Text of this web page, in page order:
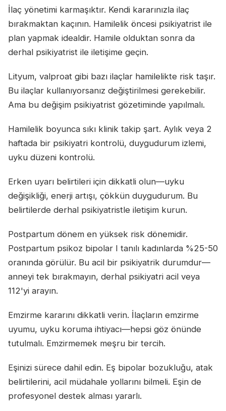
İlaç yönetimi karmaşıktır. Kendi kararınızla ilaç
bırakmaktan kaçının. Hamilelik öncesi psikiyatrist ile
plan yapmak idealdir. Hamile olduktan sonra da
derhal psikiyatrist ile iletişime geçin.
Lityum, valproat gibi bazı ilaçlar hamilelikte risk taşır.
Bu ilaçlar kullanıyorsanız değiştirilmesi gerekebilir.
Ama bu değişim psikiyatrist gözetiminde yapılmalı.
Hamilelik boyunca sıkı klinik takip şart. Aylık veya 2
haftada bir psikiyatri kontrolü, duygudurum izlemi,
uyku düzeni kontrolü.
Erken uyarı belirtileri için dikkatli olun—uyku
değişikliği, enerji artışı, çökkün duygudurum. Bu
belirtilerde derhal psikiyatristle iletişim kurun.
Postpartum dönem en yüksek risk dönemidir.
Postpartum psikoz bipolar I tanılı kadınlarda %25-50
oranında görülür. Bu acil bir psikiyatrik durumdur—
anneyi tek bırakmayın, derhal psikiyatri acil veya
112'yi arayın.
Emzirme kararını dikkatli verin. İlaçların emzirme
uyumu, uyku koruma ihtiyacı—hepsi göz önünde
tutulmalı. Emzirmemek meşru bir tercih.
Eşinizi sürece dahil edin. Eş bipolar bozukluğu, atak
belirtilerini, acil müdahale yollarını bilmeli. Eşin de
profesyonel destek alması yararlı.